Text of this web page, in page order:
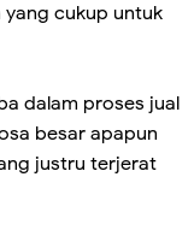
cukup untuk
dalam proses jual
besar apapun
justru terjerat